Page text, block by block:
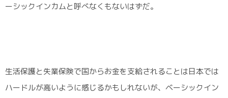
ーシックインカムと呼べなくもないはずだ。
生活保護と失業保険で国からお金を支給されることは日本では
ハードルが高いように感じるかもしれないが、ベーシックイン